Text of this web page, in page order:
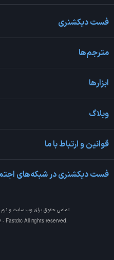
فست دیکشنری
مترجم‌ها
ابزارها
وبلاگ
قوانین و ارتباط با ما
فست دیکشنری در شبکه‌های
تمامی حقوق برای وب سایت و نرم
Fastdic All rights reserved.